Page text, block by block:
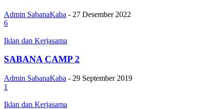
Admin SabanaKaba - 27 Desember 2022
6
Iklan dan Kerjasama
SABANA CAMP 2
Admin SabanaKaba - 29 September 2019
1
Iklan dan Kerjasama